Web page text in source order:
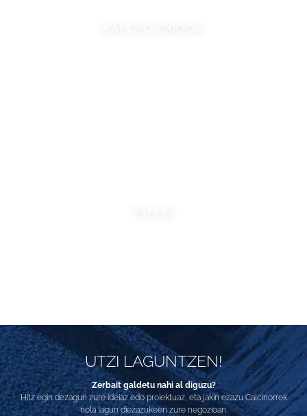
UTZI LAGUNTZEN!
Zerbait galdetu nahi al diguzu?
Hitz egin dezagun zure ideiaz edo proiektuaz, eta jakin ezazu Calcinorrek
nola lagun diezazukeen zure negozioan.